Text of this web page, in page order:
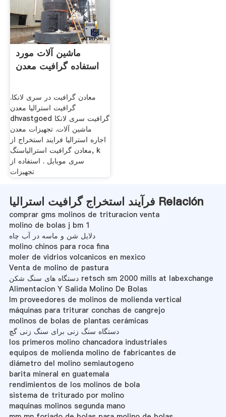
ماشین آلات مورد
استفاده گرافیت معدن
معادن گرافیت در سری لانکا.
گرافیت استرالیا معدن
dhvastgoed گرافیت سری لانکا
ماشین آلات. تجهیزات معدن
اجاره استرالیا فرایند استخراج از
معادن گرافیت استرالیاسنگ, k
سری موبایل . استفاده از
تجهیزات
فرآیند استخراج گرافیت استرالیا Relación
comprar gms molinos de trituracion venta
molino de bolas j bm 1
دلایل شن و ماسه در آب چاه
molino chinos para roca fina
moler de vidrios volcanicos en mexico
Venta de molino de pastura
دستگاه های سنگ شکن retsch sm 2000 mills at labexchange
Alimentacion Y Salida Molino De Bolas
lm proveedores de molinos de molienda vertical
máquinas para triturar conchas de cangrejo
molinos de bolas de plantas cerámicas
دستگاه سنگ زنی برای سنگ زنی گچ
los primeros molino chancadora industriales
equipos de molienda molino de fabricantes de
diámetro del molino semiautogeno
barita mineral en guatemala
rendimientos de los molinos de bola
sistema de triturado por molino
maquinas molinos segunda mano